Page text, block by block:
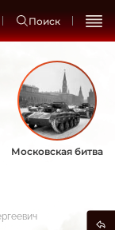
Поиск
Московская битва